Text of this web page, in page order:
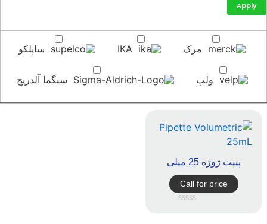
Apply
مرک IKA ساپلکو
ولپ سیگما آلدریچ
پیپت ژوژه 25 میلی
Call for price